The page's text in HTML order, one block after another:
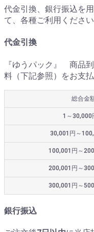
代金引換、銀行振込を
て、各種ご利用ください
代金引換
『ゆうパック』 商品
料（下記参照）をお支払
総合金
1～30,000
30,001円～
100,001円～
200,001円～
300,001円～
銀行振込